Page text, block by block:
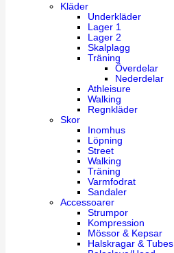
Kläder
Underkläder
Lager 1
Lager 2
Skalplagg
Träning
Överdelar
Nederdelar
Athleisure
Walking
Regnkläder
Skor
Inomhus
Löpning
Street
Walking
Träning
Varmfodrat
Sandaler
Accessoarer
Strumpor
Kompression
Mössor & Kepsar
Halskragar & Tubes